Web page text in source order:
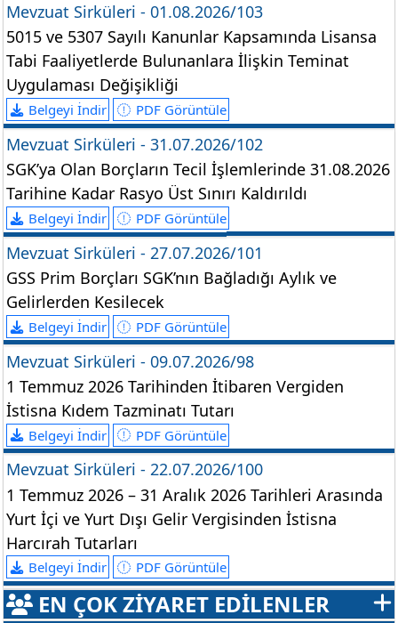
Mevzuat Sirküleri - 01.08.2026/103
5015 ve 5307 Sayılı Kanunlar Kapsamında Lisansa
Tabi Faaliyetlerde Bulunanlara İlişkin Teminat
Uygulaması Değişikliği
Belgeyi İndir PDF Görüntüle
Mevzuat Sirküleri - 31.07.2026/102
SGK’ya Olan Borçların Tecil İşlemlerinde 31.08.2026
Tarihine Kadar Rasyo Üst Sınırı Kaldırıldı
Belgeyi İndir PDF Görüntüle
Mevzuat Sirküleri - 27.07.2026/101
GSS Prim Borçları SGK’nın Bağladığı Aylık ve
Gelirlerden Kesilecek
Belgeyi İndir PDF Görüntüle
Mevzuat Sirküleri - 09.07.2026/98
1 Temmuz 2026 Tarihinden İtibaren Vergiden
İstisna Kıdem Tazminatı Tutarı
Belgeyi İndir PDF Görüntüle
Mevzuat Sirküleri - 22.07.2026/100
1 Temmuz 2026 – 31 Aralık 2026 Tarihleri Arasında
Yurt İçi ve Yurt Dışı Gelir Vergisinden İstisna
Harcırah Tutarları
Belgeyi İndir PDF Görüntüle
EN ÇOK ZİYARET EDİLENLER